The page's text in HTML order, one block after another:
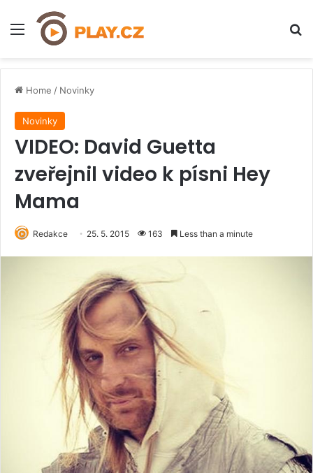
Menu
Home / Novinky
Novinky
VIDEO: David Guetta
zveřejnil video k písni Hey
Mama
Redakce 25. 5. 2015 163 Less than a minute